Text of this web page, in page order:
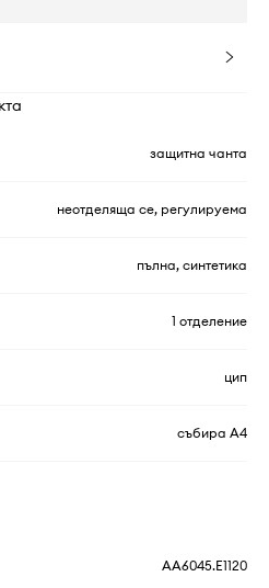
защитна чанта
неотделяща се, регулируема
пълна, синтетика
1 отделение
цип
събира A4
AA6045.E1120